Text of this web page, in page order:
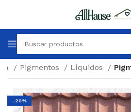
Pigmentos Líquidos
-20%